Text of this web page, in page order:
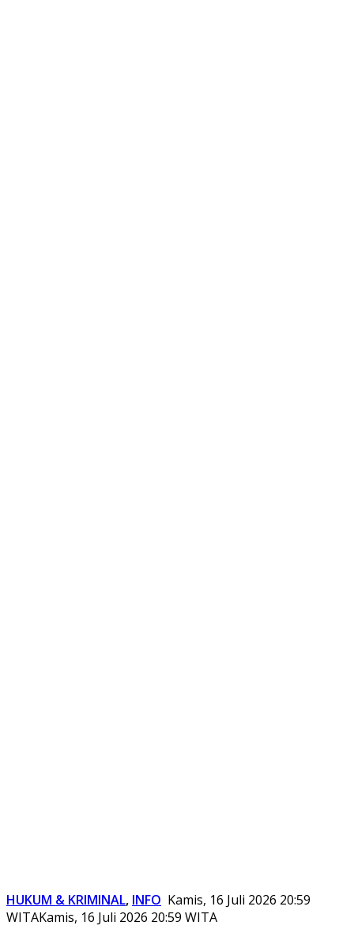
HUKUM & KRIMINAL, INFO Kamis, 16 Juli 2026 20:59
WITAKamis, 16 Juli 2026 20:59 WITA